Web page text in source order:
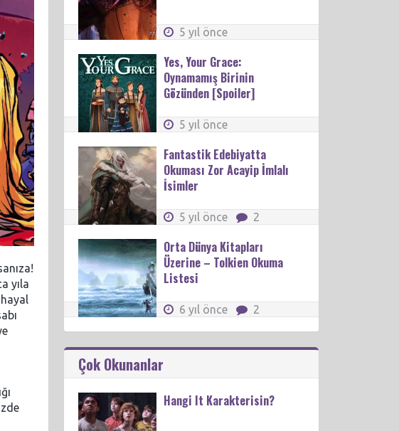
yıla
5 yıl önce
Yes, Your Grace:
Oynamamış Birinin
Gözünden [Spoiler]
5 yıl önce
Fantastik Edebiyatta
Okuması Zor Acayip İmlalı
İsimler
5 yıl önce 2
Orta Dünya Kitapları
Üzerine – Tolkien Okuma
Listesi
6 yıl önce 2
Çok Okunanlar
Hangi It Karakterisin?